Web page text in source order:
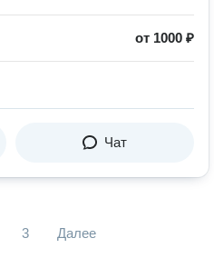
от 1000 ₽
Чат
3 Далее